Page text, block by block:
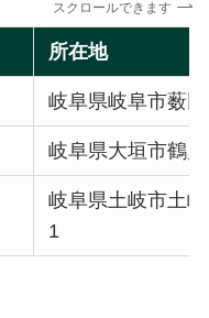
スクロールできます
所在地
岐阜県岐阜市薮
岐阜県大垣市鶴
岐阜県土岐市土
1